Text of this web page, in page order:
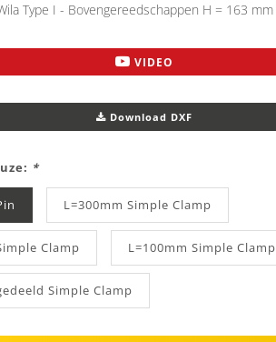
Type I - Bovengereedschappen H = 163 mm
VIDEO
Download DXF
*
L=300mm Simple Clamp
Clamp L=100mm Simple Clamp
Simple Clamp